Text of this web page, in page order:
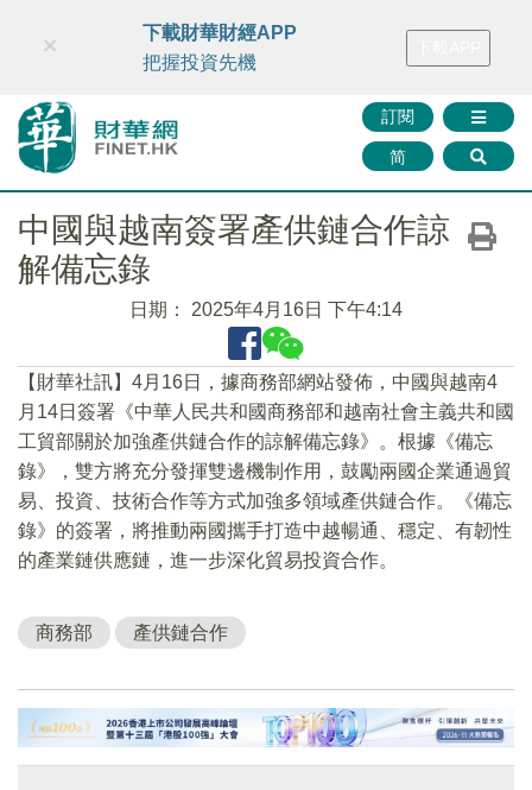
財華智庫網 FINTV FINMETA 財華證券 媒體矩陣
訂閱
简
×
下載財華財經APP
把握投資先機
中國與越南簽署產供鏈合作諒
解備忘錄
日期： 2025年4月16日 下午4:14
【財華社訊】4月16日，據商務部網站發佈，中國與越南4
月14日簽署《中華人民共和國商務部和越南社會主義共和國
工貿部關於加強產供鏈合作的諒解備忘錄》。根據《備忘
錄》，雙方將充分發揮雙邊機制作用，鼓勵兩國企業通過貿
易、投資、技術合作等方式加強多領域產供鏈合作。《備忘
錄》的簽署，將推動兩國攜手打造中越暢通、穩定、有韌性
的產業鏈供應鏈，進一步深化貿易投資合作。
商務部 產供鏈合作